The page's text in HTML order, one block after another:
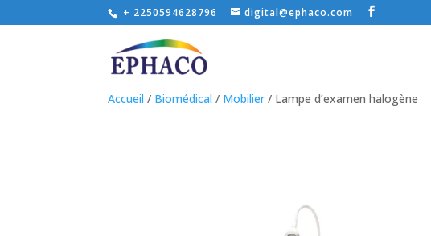
+ 2250594628796 digital@ephaco.com
Accueil / Biomédical / Mobilier/ Lampe d’examen halogène